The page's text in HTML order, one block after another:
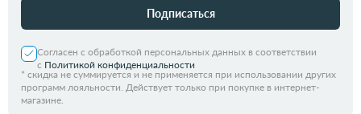
Подписаться
Согласен с обработкой персональных данных в соответствии
с Политикой конфиденциальности
* скидка не суммируется и не применяется при использовании других
программ лояльности. Действует только при покупке в интернет-
магазине.